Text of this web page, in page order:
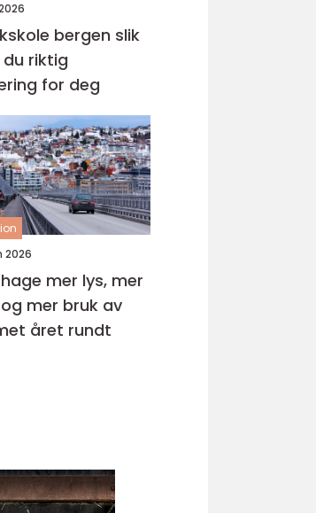
bergen slik
riktig
for deg
2026
lys, mer
mer bruk av
året rundt